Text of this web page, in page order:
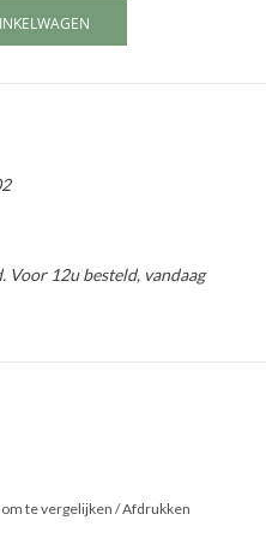
Voor 12u besteld, vandaag
te vergelijken /Afdrukken